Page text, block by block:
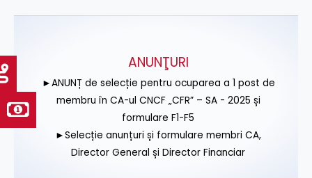
ANUNŢURI
►ANUNȚ de selecție pentru ocuparea a 1 post de
membru în CA-ul CNCF „CFR” – SA - 2025 și
formulare F1-F5
►Selecție anunțuri și formulare membri CA,
Director General și Director Financiar